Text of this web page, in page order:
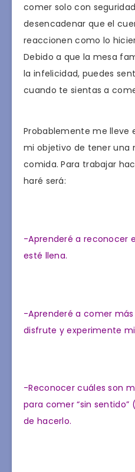
comer solo con
desencadenar que el
reaccionen como lo
Debido a que la mesa
la infelicidad, puedes
cuando te sientas a
Probablemente me lleve
mi objetivo de tener una
comida. Para trabajar
haré será:
-Aprenderé a reconocer
esté llena.
-Aprenderé a comer
disfrute y experimente
-Reconocer cuáles son
para comer “sin
de hacerlo.